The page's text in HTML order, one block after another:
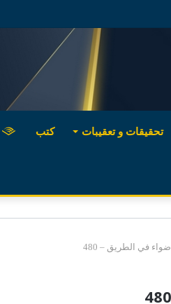
تحقيقات و تعقيبات كتب
أضواء في الطريق – 480